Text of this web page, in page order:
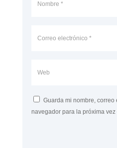
Guarda mi nombre, correo
navegador para la próxima vez